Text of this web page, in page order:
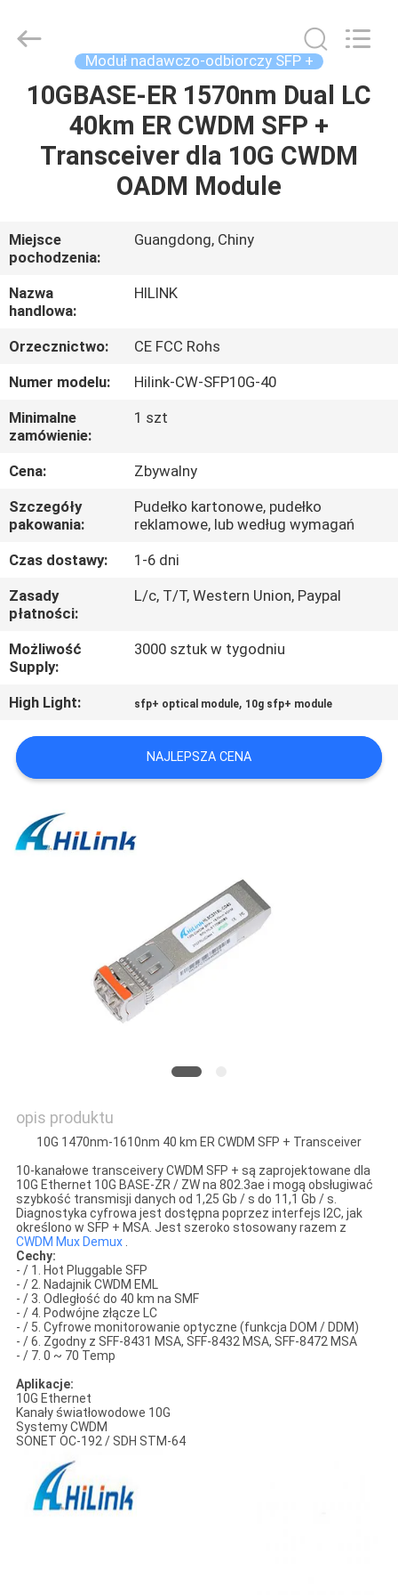
DO
DOMU
PRODUKTY
O
NAS
WYCIECZKA
PO
FABRYCE
KONTROLA
JAKOŚCI
SKONTAKTUJ
SIĘ
Z
NAMI
NOWOŚCI
SPRAWY
POPROŚ
O
WYCENĘ
POLITYKA
PRYWATNOŚCI
Technology
Co.,Ltd..
Moduł nadawczo-odbiorczy SFP +
10GBASE-ER 1570nm Dual LC
40km ER CWDM SFP +
Transceiver dla 10G CWDM
OADM Module
Miejsce
pochodzenia:
Guangdong, Chiny
Nazwa
handlowa:
HILINK
Orzecznictwo:
CE FCC Rohs
Numer modelu:
Hilink-CW-SFP10G-40
Minimalne
zamówienie:
1 szt
Cena:
Zbywalny
Szczegóły
pakowania:
Pudełko kartonowe, pudełko
reklamowe, lub według wymagań
Czas dostawy:
1-6 dni
Zasady
płatności:
L/c, T/T, Western Union, Paypal
Możliwość
Supply:
3000 sztuk w tygodniu
High Light: sfp+ optical module, 10g sfp+ module
NAJLEPSZA CENA
opis produktu
10G 1470nm-1610nm 40 km ER CWDM SFP + Transceiver
10-kanałowe transceivery CWDM SFP + są zaprojektowane dla
10G Ethernet 10G BASE-ZR / ZW na 802.3ae i mogą obsługiwać
szybkość transmisji danych od 1,25 Gb / s do 11,1 Gb / s.
Diagnostyka cyfrowa jest dostępna poprzez interfejs I2C, jak
określono w SFP + MSA. Jest szeroko stosowany razem z
CWDM Mux Demux.
Cechy:
- / 1. Hot Pluggable SFP
- / 2. Nadajnik CWDM EML
- / 3. Odległość do 40 km na SMF
- / 4. Podwójne złącze LC
- / 5. Cyfrowe monitorowanie optyczne (funkcja DOM / DDM)
- / 6. Zgodny z SFF-8431 MSA, SFF-8432 MSA, SFF-8472 MSA
- / 7. 0 ~ 70 Temp
Aplikacje:
10G Ethernet
Kanały światłowodowe 10G
Systemy CWDM
SONET OC-192 / SDH STM-64